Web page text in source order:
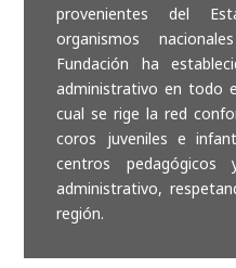
provenientes del
organismos
Fundación ha
administrativo en todo
cual se rige la red
coros juveniles e
centros
administrativo,
región.